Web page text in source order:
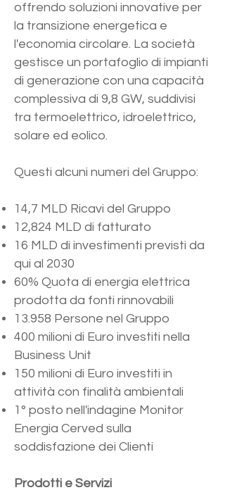
offrendo soluzioni innovative per
la transizione energetica e
l'economia circolare. La società
gestisce un portafoglio di impianti
di generazione con una capacità
complessiva di 9,8 GW, suddivisi
tra termoelettrico, idroelettrico,
solare ed eolico.
Questi alcuni numeri del Gruppo:
14,7 MLD Ricavi del Gruppo
12,824 MLD di fatturato
16 MLD di investimenti previsti da
qui al 2030
60% Quota di energia elettrica
prodotta da fonti rinnovabili
13.958 Persone nel Gruppo
400 milioni di Euro investiti nella
Business Unit
150 milioni di Euro investiti in
attività con finalità ambientali
1° posto nell'indagine Monitor
Energia Cerved sulla
soddisfazione dei Clienti
Prodotti e Servizi